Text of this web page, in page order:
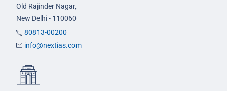
Old Rajinder Nagar,
New Delhi - 110060
80813-00200
info@nextias.com